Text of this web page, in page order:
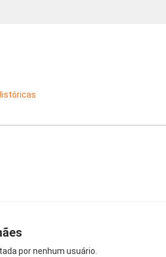
por nenhum usuário.